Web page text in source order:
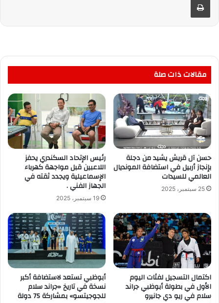
مقالات ذات صلة
حسن آل قريش يشيد من دجلة
بإنجاز أربيل في استضافة المونديال
العالمي للسيدات
25 سبتمبر، 2025
رئيس الإتحاد السكندري يحفز
اللاعبين قبل مواجهة كهرباء
الإسماعيلية ويجدد ثقته في
الجهاز الفني .
19 سبتمبر، 2025
اكتمال التسجيل لفئات اليوم
الأول في بطولة أبوظبي جراند
سلام في ريو دي جانيرو
أبوظبي تستعد لاستضافة أكبر
نسخة في تاريخ «جراند سلام
للجوجيتسو» بمشاركة 75 دولة